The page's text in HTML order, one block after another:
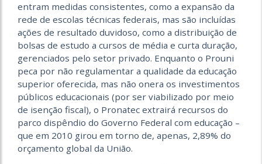
entram medidas consistentes, como a expansão da
rede de escolas técnicas federais, mas são incluídas
ações de resultado duvidoso, como a distribuição de
bolsas de estudo a cursos de média e curta duração,
gerenciados pelo setor privado. Enquanto o Prouni
peca por não regulamentar a qualidade da educação
superior oferecida, mas não onera os investimentos
públicos educacionais (por ser viabilizado por meio
de isenção fiscal), o Pronatec extrairá recursos do
parco dispêndio do Governo Federal com educação –
que em 2010 girou em torno de, apenas, 2,89% do
orçamento global da União.